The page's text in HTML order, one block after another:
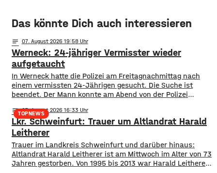
Das könnte Dich auch interessieren
notes 07. August 2026 19:58
Werneck: 24-jähriger Vermisster wieder
aufgetaucht
In Werneck hatte die Polizei am Freitagnachmittag nach
einem vermissten 24-Jährigen gesucht. Die Suche ist
beendet. Der Mann konnte am Abend von der Polizei
gesorgt, da auch ein Polizeihubschrauber die Gegend rund
um Werneck abgesucht hatte.
TOPNEWS
notes 07. August 2026 16:33
Lkr. Schweinfurt: Trauer um Altlandrat Harald
Leitherer
Trauer im Landkreis Schweinfurt und darüber hinaus:
Altlandrat Harald Leitherer ist am Mittwoch im Alter von 73
Jahren gestorben. Von 1995 bis 2013 war Harald Leitherer